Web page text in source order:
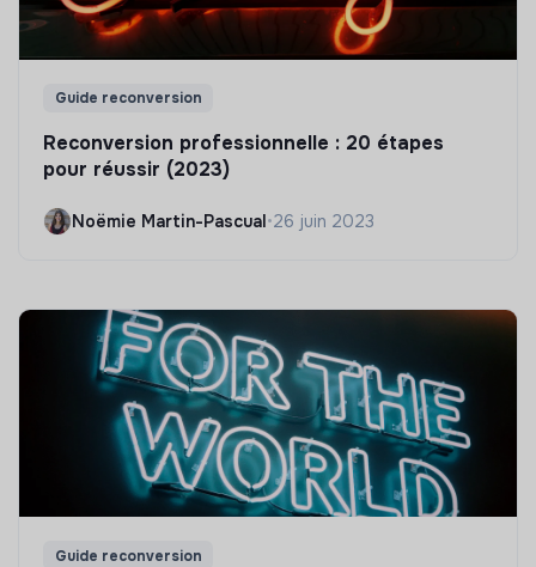
Guide reconversion
Reconversion professionnelle : 20 étapes
pour réussir (2023)
Noëmie Martin-Pascual•26 juin 2023
Guide reconversion